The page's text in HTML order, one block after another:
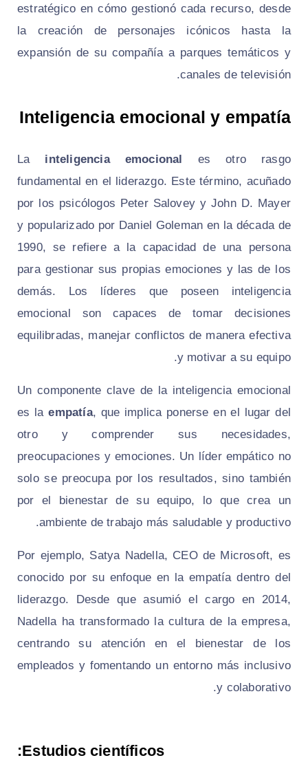
estratégico en cómo gestionó cada recurso, desde
la creación de personajes icónicos hasta la
expansión de su compañía a parques temáticos y
canales de televisión.
Inteligencia emocional y empatía
La inteligencia emocional es otro rasgo
fundamental en el liderazgo. Este término, acuñado
por los psicólogos Peter Salovey y John D. Mayer
y popularizado por Daniel Goleman en la década de
1990, se refiere a la capacidad de una persona
para gestionar sus propias emociones y las de los
demás. Los líderes que poseen inteligencia
emocional son capaces de tomar decisiones
equilibradas, manejar conflictos de manera efectiva
y motivar a su equipo.
Un componente clave de la inteligencia emocional
es laempatía, que implica ponerse en el lugar del
otro y comprender sus necesidades,
preocupaciones y emociones. Un líder empático no
solo se preocupa por los resultados, sino también
por el bienestar de su equipo, lo que crea un
ambiente de trabajo más saludable y productivo.
Por ejemplo, Satya Nadella, CEO de Microsoft, es
conocido por su enfoque en la empatía dentro del
liderazgo. Desde que asumió el cargo en 2014,
Nadella ha transformado la cultura de la empresa,
centrando su atención en el bienestar de los
empleados y fomentando un entorno más inclusivo
y colaborativo.
Estudios científicos: